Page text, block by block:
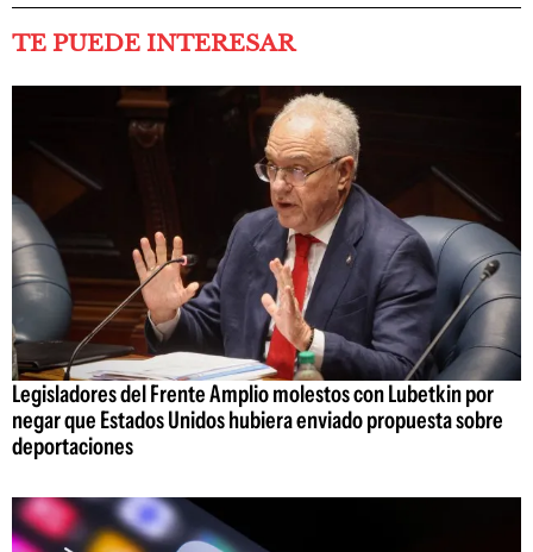
TE PUEDE INTERESAR
Legisladores del Frente Amplio molestos con Lubetkin por
negar que Estados Unidos hubiera enviado propuesta sobre
deportaciones